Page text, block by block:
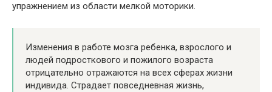
упражнением из области мелкой моторики.
Изменения в работе мозга ребенка, взрослого и
людей подросткового и пожилого возраста
отрицательно отражаются на всех сферах жизни
индивида. Страдает повседневная жизнь,